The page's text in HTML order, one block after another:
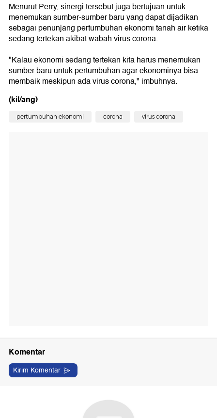
Menurut Perry, sinergi tersebut juga bertujuan untuk
menemukan sumber-sumber baru yang dapat dijadikan
sebagai penunjang pertumbuhan ekonomi tanah air ketika
sedang tertekan akibat wabah virus corona.
"Kalau ekonomi sedang tertekan kita harus menemukan
sumber baru untuk pertumbuhan agar ekonominya bisa
membaik meskipun ada virus corona," imbuhnya.
(kil/ang)
pertumbuhan ekonomi corona virus corona